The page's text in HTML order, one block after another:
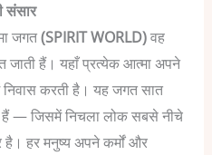
संसार
जगत(SPIRIT WORLD)वह
जाती हैं। यहाँ प्रत्येक आत्मा अपने
निवास करती है। यह जगत सात
हैं — जिसमें निचला लोक सबसे नीचे
हर मनुष्य अपने कर्मों और